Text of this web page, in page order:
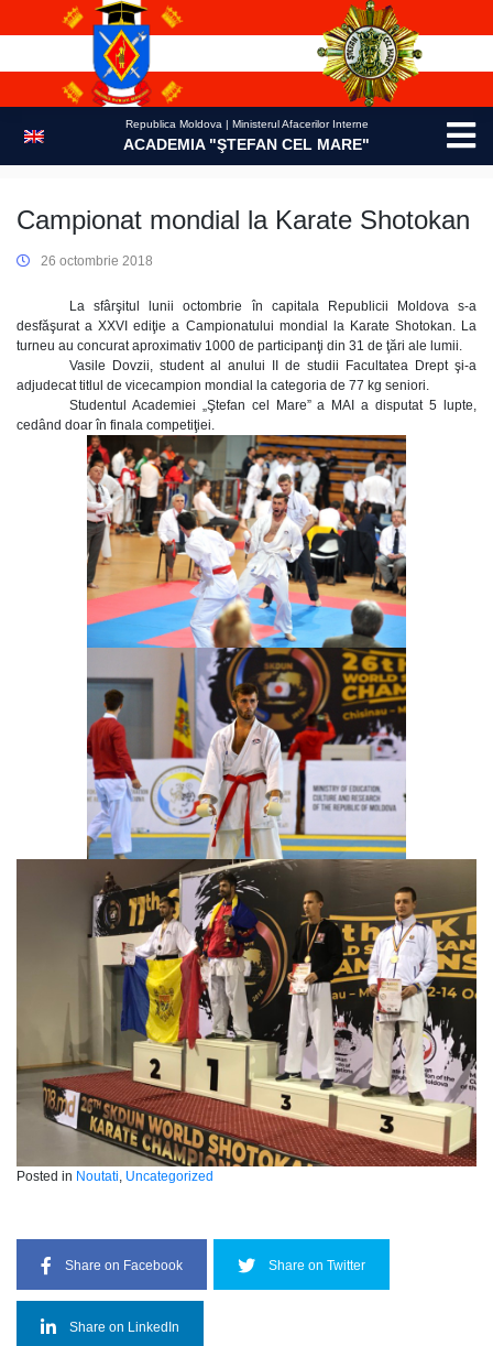
Republica Moldova | Ministerul Afacerilor Interne
ACADEMIA "ŞTEFAN CEL MARE"
Campionat mondial la Karate Shotokan
26 octombrie 2018
La sfârşitul lunii octombrie în capitala Republicii Moldova s-a
desfăşurat a XXVI ediţie a Campionatului mondial la Karate Shotokan. La
turneu au concurat aproximativ 1000 de participanţi din 31 de ţări ale lumii.
Vasile Dovzii, student al anului II de studii Facultatea Drept şi-a
adjudecat titlul de vicecampion mondial la categoria de 77 kg seniori.
Studentul Academiei „Ştefan cel Mare” a MAI a disputat 5 lupte,
cedând doar în finala competiţiei.
Posted in Noutati, Uncategorized
Share on Facebook Share on Twitter
Share on LinkedIn